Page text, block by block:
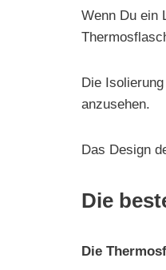
Wenn Du ein
Die
anzusehen.
Das Design
Die
Die